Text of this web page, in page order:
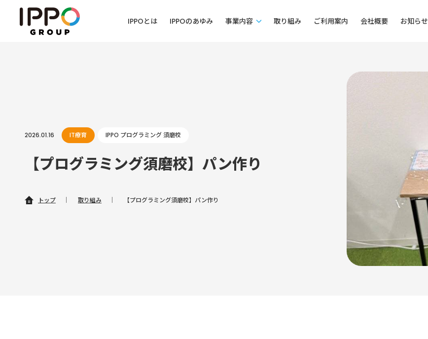
IPPOとは IPPOのあゆみ 事業内容 取り組み ご利用案内 会社概要 お知らせ
2026.01.16 IT療育 IPPO プログラミング 須磨校
【プログラミング須磨校】パン作り
トップ 取り組み 【プログラミング須磨校】パン作り